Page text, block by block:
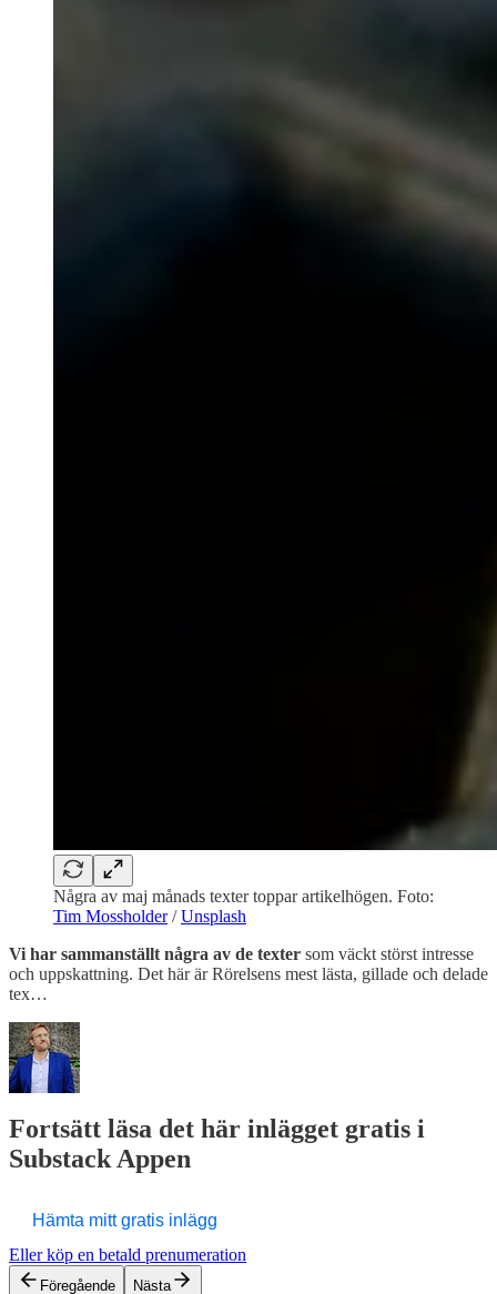
Några av maj månads texter toppar artikelhögen. Foto:
Tim Mossholder/Unsplash
Vi har sammanställt några av de texter som väckt störst intresse
och uppskattning. Det här är Rörelsens mest lästa, gillade och delade
tex…
Fortsätt läsa det här inlägget gratis i
Substack Appen
Hämta mitt gratis inlägg
Eller köp en betald prenumeration
Föregående Nästa